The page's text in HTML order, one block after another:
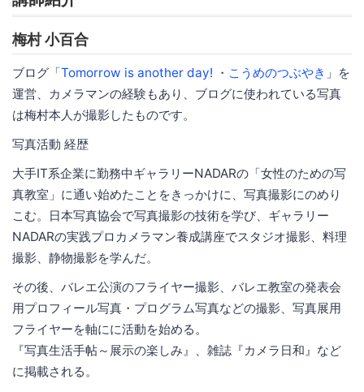
梅村 小百合
ブログ「Tomorrow is another day! ・ こうめのつぶやき 」を
運営、カメラマンの経験もあり、ブログに使われている写真
は梅村本人が撮影したものです。
写真活動 経歴
大手IT系企業に勤務中ギャラリーNADARの「女性のための写
真教室」に通い始めたことをきっかけに、写真撮影にのめり
こむ。日本写真協会で写真撮影の技術を学び、ギャラリー
NADARの実践プロカメラマン養成講座でスタジオ撮影、料理
撮影、静物撮影を学んだ。
その後、バレエ公演のフライヤー撮影、バレエ教室の発表会
用プロフィール写真・プログラム写真などの撮影、写真展用
フライヤーを軸にに活動を始める。
『写真生活手帖～展示の楽しみ』、雑誌『カメラ日和』など
に掲載される。